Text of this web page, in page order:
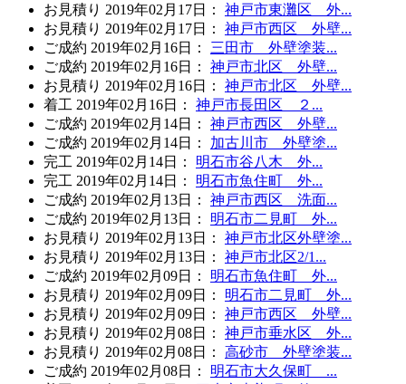
お見積り 2019年02月17日 ：
神戸市東灘区 外...
お見積り 2019年02月17日 ：
神戸市西区 外壁...
ご成約 2019年02月16日 ：
三田市 外壁塗装...
ご成約 2019年02月16日 ：
神戸市北区 外壁...
お見積り 2019年02月16日 ：
神戸市北区 外壁...
着工 2019年02月16日 ：
神戸市長田区 ２...
ご成約 2019年02月14日 ：
神戸市西区 外壁...
ご成約 2019年02月14日 ：
加古川市 外壁塗...
完工 2019年02月14日 ：
明石市谷八木 外...
完工 2019年02月14日 ：
明石市魚住町 外...
ご成約 2019年02月13日 ：
神戸市西区 洗面...
ご成約 2019年02月13日 ：
明石市二見町 外...
お見積り 2019年02月13日 ：
神戸市北区外壁塗...
お見積り 2019年02月13日 ：
神戸市北区2/1...
ご成約 2019年02月09日 ：
明石市魚住町 外...
お見積り 2019年02月09日 ：
明石市二見町 外...
お見積り 2019年02月09日 ：
神戸市西区 外壁...
お見積り 2019年02月08日 ：
神戸市垂水区 外...
お見積り 2019年02月08日 ：
高砂市 外壁塗装...
ご成約 2019年02月08日 ：
明石市大久保町 ...